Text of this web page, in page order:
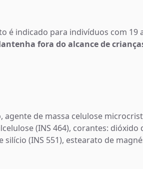
é indicado para indivíduos com 19
fora do alcance de
de massa celulose
(INS 464), corantes: dióxido
(INS 551), estearato de